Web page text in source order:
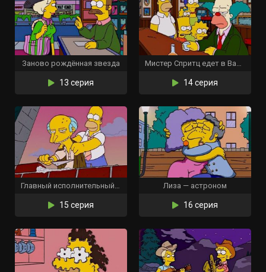
Заново рождённая звезда
13 серия
Мистер Спритц едет в Вашингтон
14 серия
Главный исполнительный д’оуректор
15 серия
Лиза — астроном
16 серия